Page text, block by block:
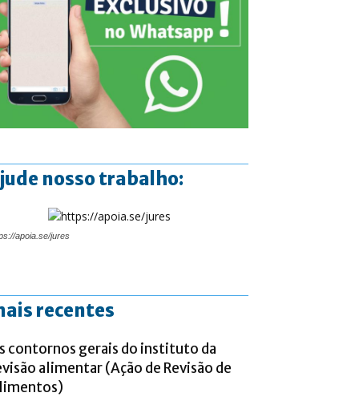
nosso trabalho:
apoia.se/jures
recentes
contornos gerais do instituto da
alimentar (Ação de Revisão de